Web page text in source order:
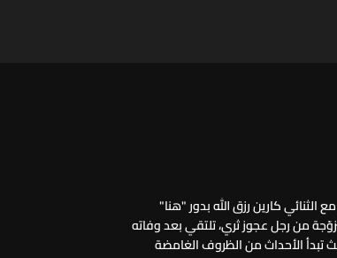
كارين رزق الله بدور "هنا"
من رجل عجوز ثري، تلتقي بعد وفاته
تبدأ الأحداث من الظروف الغامضة